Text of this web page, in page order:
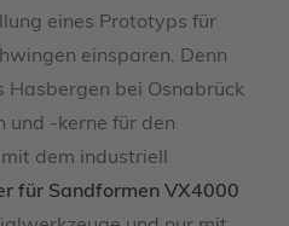
eines Prototyps für
einsparen. Denn
Hasbergen bei Osnabrück
und -kerne für den
dem industriell
für Sandformen VX4000